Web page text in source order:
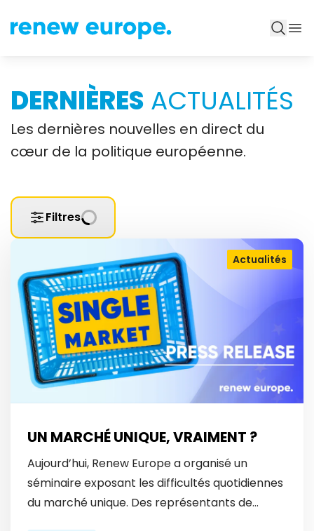
DERNIÈRES ACTUALITÉS
Les dernières nouvelles en direct du
cœur de la politique européenne.
Filtres
Actualités
UN MARCHÉ UNIQUE, VRAIMENT ?
Aujourd’hui, Renew Europe a organisé un
séminaire exposant les difficultés quotidiennes
du marché unique. Des représentants de